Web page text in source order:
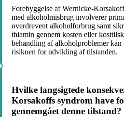
Forebyggelse af Wernicke-
med alkoholmisbrug involverer
overdrevent alkoholforbrug samt
thiamin gennem kosten eller
behandling af alkoholproblemer kan
risikoen for udvikling af tilstanden.
Hvilke langsigtede
Korsakoffs syndrom have
gennemgået denne tilstand?